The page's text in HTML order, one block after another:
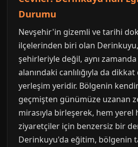
Durumu
Nevşehir'in gizemli ve tarihi
ilçelerinden biri olan
şehirleriyle değil, aynı
alanındaki canlılığıyla da
yerleşim yeridir. Bölgenin
geçmişten günümüze uzanan
mirasıyla birleşerek, hem yerel
ziyaretçiler için benzersiz bir
Derinkuyu'da eğitim, bölgenin